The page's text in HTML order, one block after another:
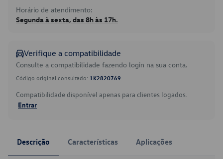
Horário de atendimento:
Segunda à sexta, das 8h às 17h.
Verifique a compatibilidade
Consulte a compatibilidade fazendo login na sua conta.
Código original consultado: 1K2820769
Compatibilidade disponível apenas para clientes logados.
Entrar
Descrição Características Aplicações